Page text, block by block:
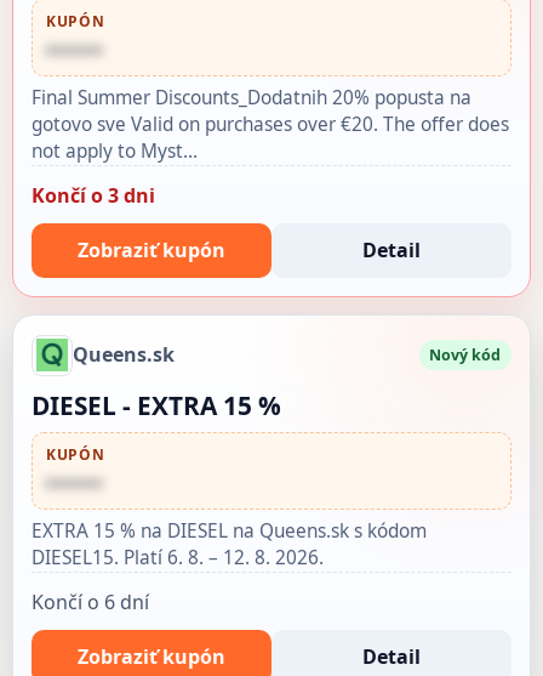
KUPÓN
••••••
Final Summer Discounts_Dodatnih 20% popusta na
gotovo sve Valid on purchases over €20. The offer does
not apply to Myst…
Končí o 3 dni
Zobraziť kupón Detail
Queens.sk Nový kód
DIESEL - EXTRA 15 %
KUPÓN
••••••
EXTRA 15 % na DIESEL na Queens.sk s kódom
DIESEL15. Platí 6. 8. – 12. 8. 2026.
Končí o 6 dní
Zobraziť kupón Detail